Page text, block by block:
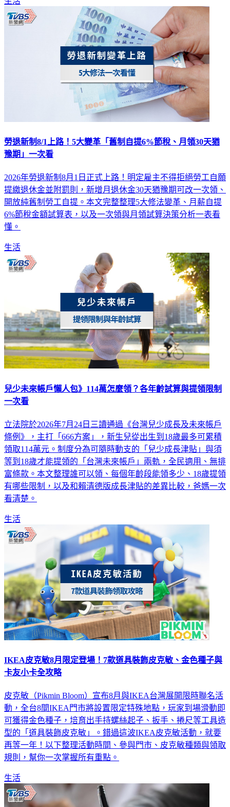
勞退新制8/1上路！5大變革「舊制自提6%節稅、月領30天猶
豫期」一次看
2026年勞退新制8月1日正式上路！明定雇主不得拒絕勞工自願
提繳退休金並附罰則，新增月退休金30天猶豫期可改一次領、
開放純舊制勞工自提。本文完整整理5大修法變革、月薪自提
6%節稅金額試算表，以及一次領與月領試算決策分析一表看
懂。
生活
兒少未來帳戶懶人包》114萬怎麼領？各年齡試算與提領限制
一次看
立法院於2026年7月24日三讀通過《台灣兒少成長及未來帳戶
條例》，主打「666方案」，新生兒從出生到18歲最多可累積
領取114萬元。制度分為可隨時動支的「兒少成長津貼」與須
等到18歲才能提領的「台灣未來帳戶」兩軌，全民適用、無排
富條款。本文整理誰可以領、每個年齡段能領多少、18歲提領
有哪些限制，以及和賴清德版成長津貼的差異比較，爸媽一次
看清楚。
生活
IKEA皮克敏8月限定登場！7款道具裝飾皮克敏、金色種子與
卡友小卡全攻略
皮克敏（Pikmin Bloom）宣布8月與IKEA台灣展開限時聯名活
動，全台8間IKEA門市將設置限定特殊地點，玩家到場滑動即
可獲得金色種子，培育出手持螺絲起子、扳手、捲尺等工具造
型的「道具裝飾皮克敏」。錯過這波IKEA皮克敏活動，就要
再等一年！以下整理活動時間、參與門市、皮克敏種類與領取
規則，幫你一次掌握所有重點。
生活